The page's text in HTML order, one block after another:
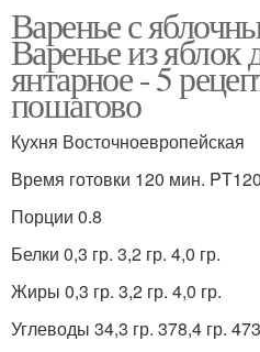
Варенье с
Варенье из яблок
янтарное - 5
пошагово
Кухня Восточноевропейская
Время готовки 120 мин.
Порции 0.8
Белки 0,3 гр. 3,2 гр. 4,0 гр.
Жиры 0,3 гр. 3,2 гр. 4,0 гр.
Углеводы 34,3 гр. 378,4 гр.